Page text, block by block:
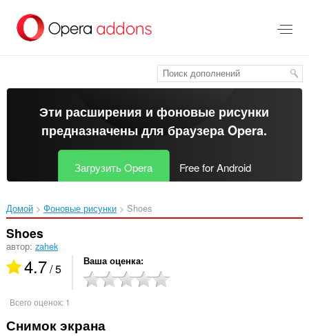
перейти
Эти расширения и фоновые рисунки
предназначены длябраузера Opera.
Загрузить Opera Free for Android
Домой Фоновые рисунки Shoes‎
Shoes
автор: zahek
4.7/ 5 Ваша оценка
Всего оценок: 1
Снимок экрана